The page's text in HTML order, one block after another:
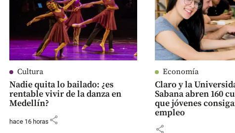
Cultura
Nadie quita lo bailado: ¿es
rentable vivir de la danza en
Medellín?
hace 16 horas share
Economía
Claro y la
Sabana abren 160
que jóvenes
empleo
share